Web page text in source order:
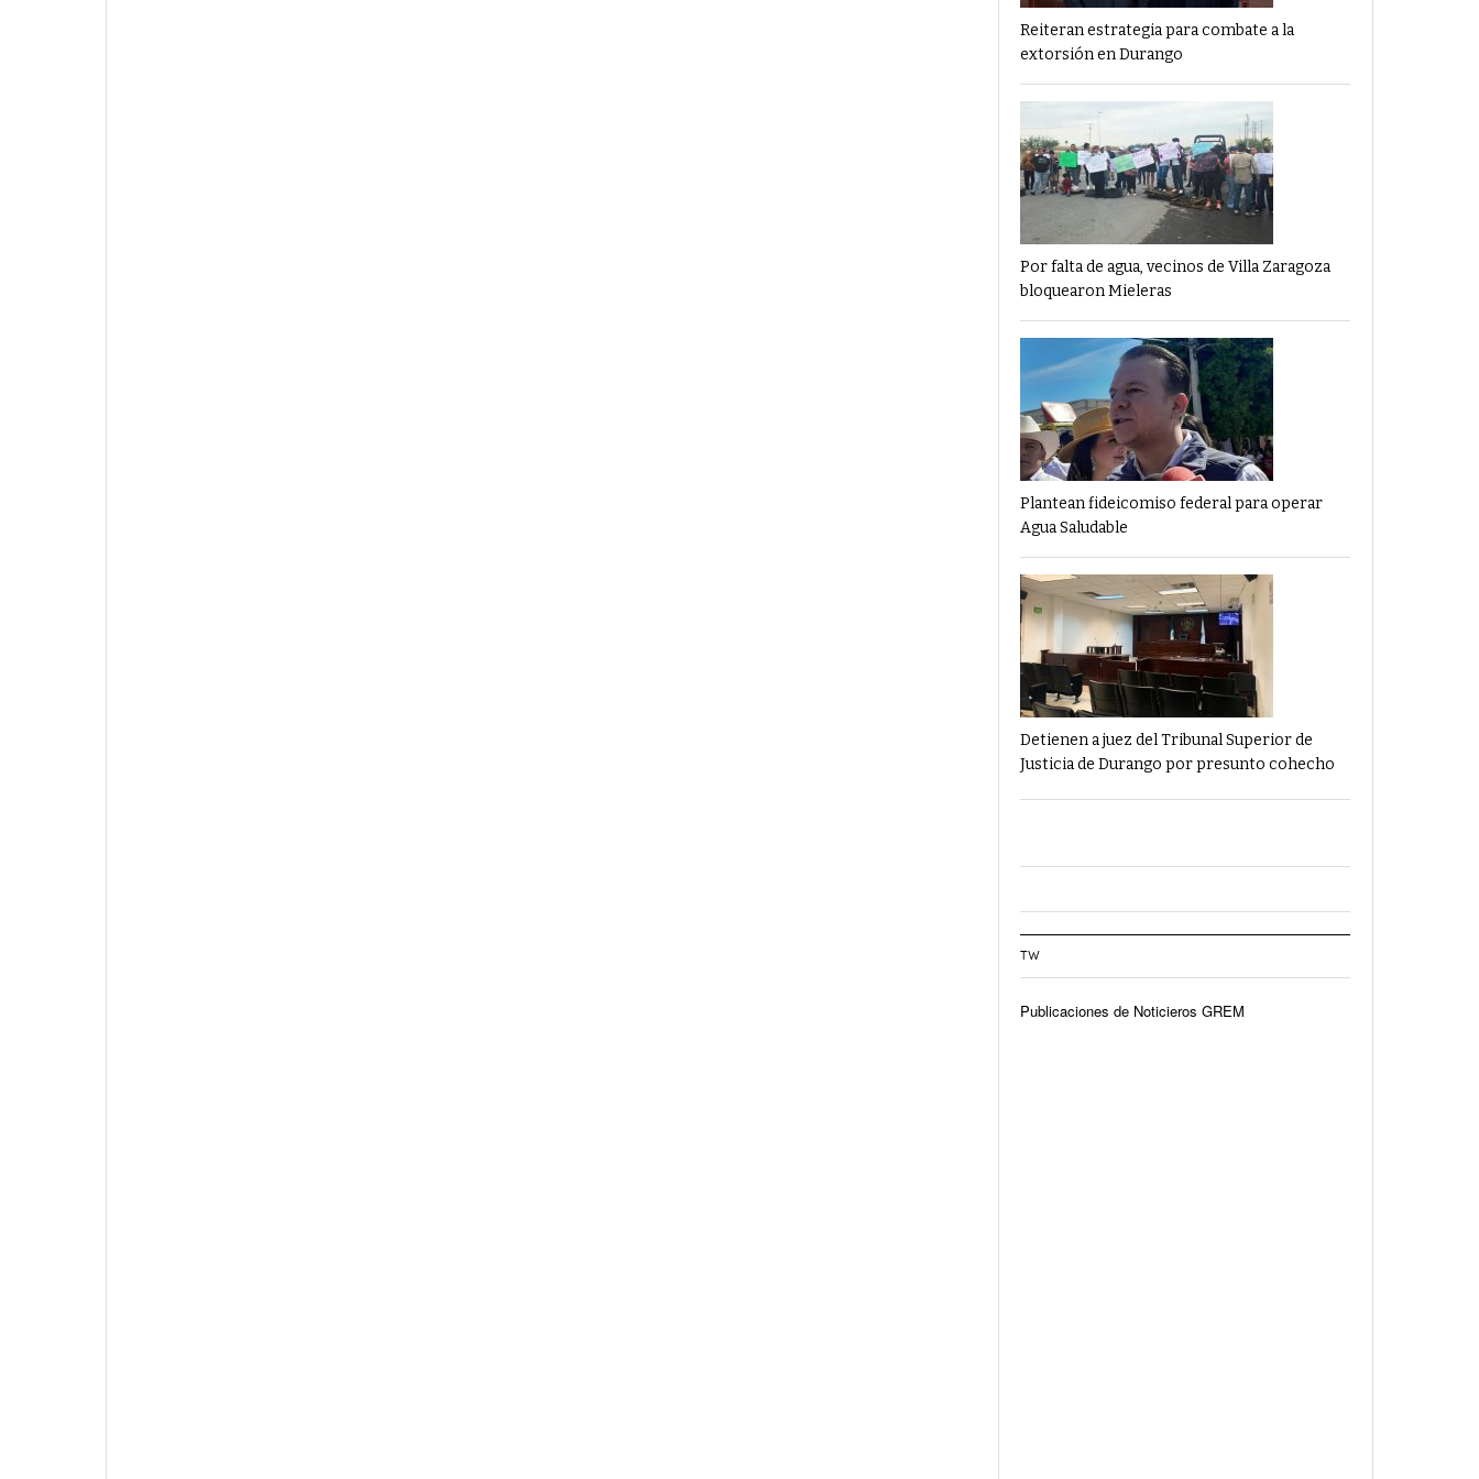
Reiteran estrategia para combate a la
extorsión en Durango
Por falta de agua, vecinos de Villa Zaragoza
bloquearon Mieleras
Plantean fideicomiso federal para operar
Agua Saludable
Detienen a juez del Tribunal Superior de
Justicia de Durango por presunto cohecho
TW
Publicaciones de Noticieros GREM